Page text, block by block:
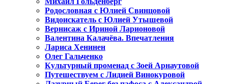
Родословная с Юлией Свинцовой
Видоискатель с Юлией Утышевой
Вернисаж с Ириной Ларионовой
Валентина Калачёва. Впечатления
Лариса Хенинен
Олег Гальченко
Культурный променад с Зоей Арнаутовой
Путешествуем с Лидией Винокуровой